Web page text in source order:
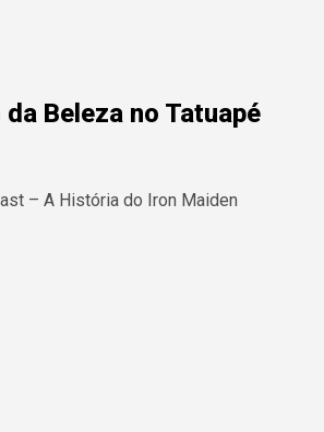
Beleza no Tatuapé